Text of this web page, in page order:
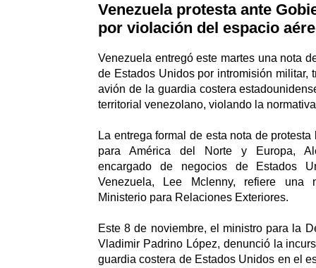
Venezuela protesta ante
por violación del espacio
Venezuela entregó este martes una nota
de Estados Unidos por intromisión militar,
avión de la guardia costera
territorial venezolano, violando la
La entrega formal de esta nota de
para América del Norte y Europa,
encargado de negocios de Estados
Venezuela, Lee Mclenny, refiere
Ministerio para Relaciones Exteriores.
Este 8 de noviembre, el ministro para la
Vladimir Padrino López, denunció la
guardia costera de Estados Unidos en el